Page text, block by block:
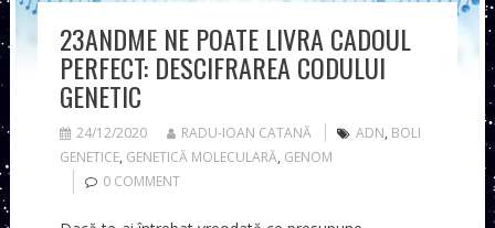
23ANDME NE POATE LIVRA CADOUL
PERFECT: DESCIFRAREA CODULUI
GENETIC
24/12/2020 RADU-IOAN CATANĂ ADN, BOLI
GENETICE, GENETICĂ MOLECULARĂ, GENOM
0 COMMENT